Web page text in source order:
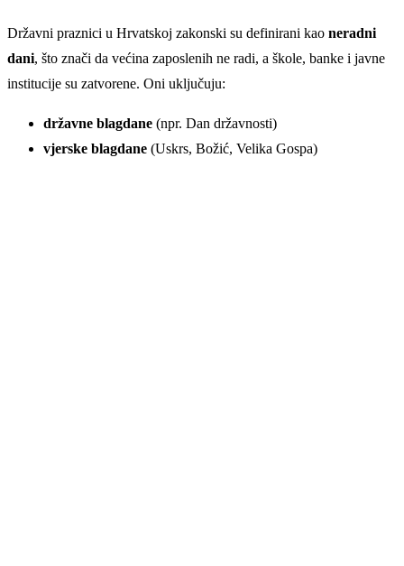
Državni praznici u Hrvatskoj zakonski su definirani kao neradni
dani, što znači da većina zaposlenih ne radi, a škole, banke i javne
institucije su zatvorene. Oni uključuju:
državne blagdane (npr. Dan državnosti)
vjerske blagdane (Uskrs, Božić, Velika Gospa)